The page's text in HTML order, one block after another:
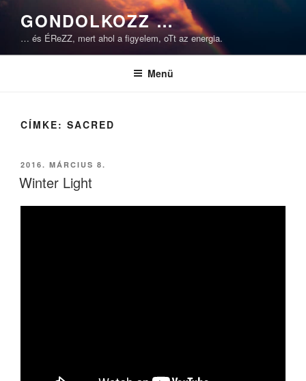
Tartalomhoz
GONDOLKOZZ …
… és ÉReZZ, mert ahol a figyelem, oTt az energia.
Menü
CÍMKE: SACRED
BEKÜLDVE:
2016. MÁRCIUS 8.
Winter Light